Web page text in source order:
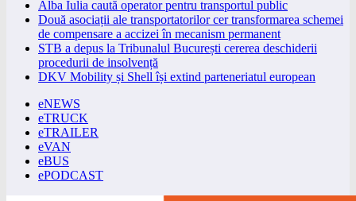
Alba Iulia caută operator pentru transportul public
Două asociații ale transportatorilor cer transformarea schemei
de compensare a accizei în mecanism permanent
STB a depus la Tribunalul București cererea deschiderii
procedurii de insolvență
DKV Mobility și Shell își extind parteneriatul european
eNEWS
eTRUCK
eTRAILER
eVAN
eBUS
ePODCAST